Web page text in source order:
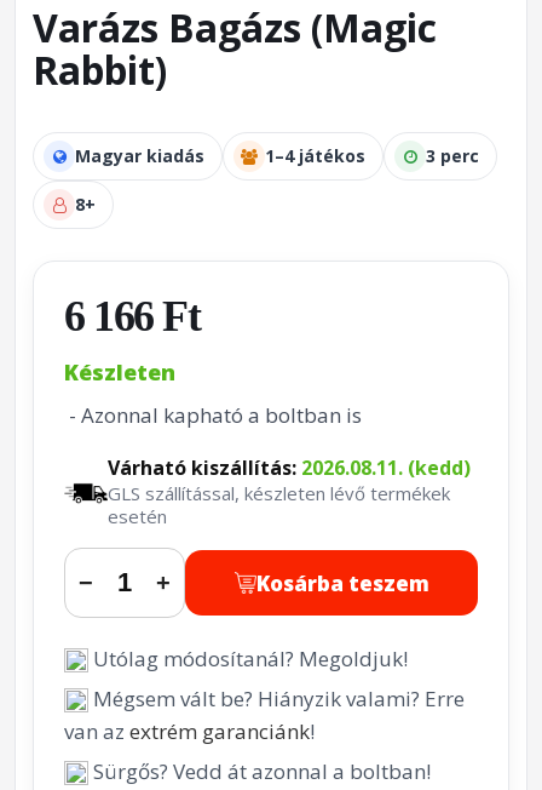
Varázs Bagázs (Magic
Rabbit)
Magyar kiadás 1–4 játékos 3 perc
8+
6 166 Ft
Készleten
- Azonnal kapható a boltban is
Várható kiszállítás: 2026.08.11. (kedd)
GLS szállítással, készleten lévő termékek
esetén
− + Kosárba teszem
Utólag módosítanál? Megoldjuk!
Mégsem vált be? Hiányzik valami? Erre
van az extrém garanciánk!
Sürgős? Vedd át azonnal a boltban!